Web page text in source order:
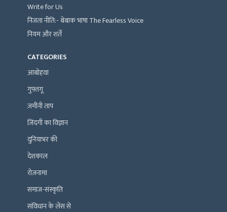
Write for Us
निजता नीति:- बेबाक भाषा The Fearless Voice
नियम और शर्तें
CATEGORIES
आबोहवा
गुफ़्तगू
ज़मीनी ताप
ज़िंदगी का विज्ञान
दुनियाभर की
देशकाल
रोज़नामा
समाज-संस्कृति
संविधान के लेंस से